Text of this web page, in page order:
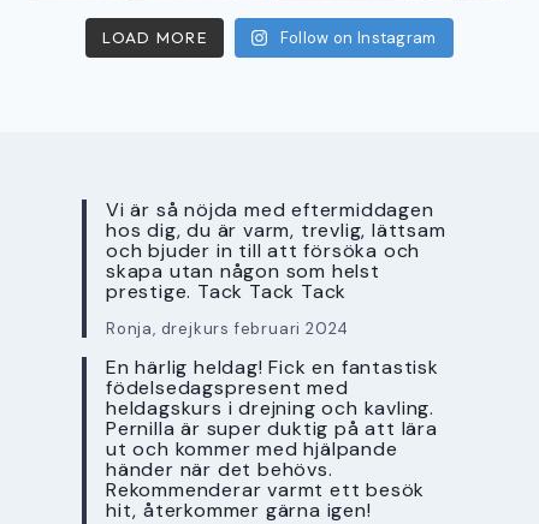
LOAD MORE Follow on Instagram
Vi är så nöjda med eftermiddagen
hos dig, du är varm, trevlig, lättsam
och bjuder in till att försöka och
skapa utan någon som helst
prestige. Tack Tack Tack
Ronja, drejkurs februari 2024
En härlig heldag! Fick en fantastisk
födelsedagspresent med
heldagskurs i drejning och kavling.
Pernilla är super duktig på att lära
ut och kommer med hjälpande
händer när det behövs.
Rekommenderar varmt ett besök
hit, återkommer gärna igen!